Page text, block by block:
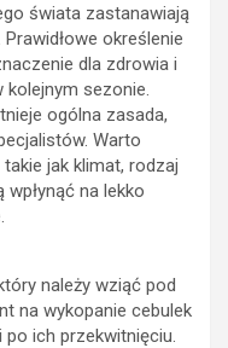
świata zastanawiają
określenie
dla zdrowia i
sezonie.
ogólna zasada,
Warto
jak klimat, rodzaj
na lekko
należy wziąć pod
na wykopanie cebulek
ich przekwitnięciu.